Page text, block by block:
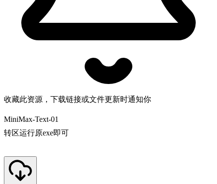
收藏此资源，下载链接或文件更新时通知你
MiniMax-Text-01
转区运行原exe即可